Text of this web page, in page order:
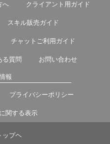
へ クライアント用ガイド
スキル販売ガイド
チャットご利用ガイド
る質問 お問い合わせ
報
プライバシーポリシー
関する表示
ップヘ